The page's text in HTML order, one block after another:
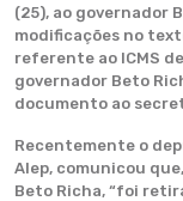
(25), ao governador
modificações no
referente ao ICMS
governador Beto
documento ao
Recentemente o
Alep, comunicou
Beto Richa, “foi